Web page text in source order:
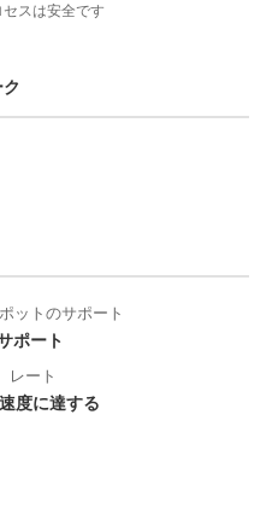
スは安全です
ットのサポート
ポート
レート
度に達する